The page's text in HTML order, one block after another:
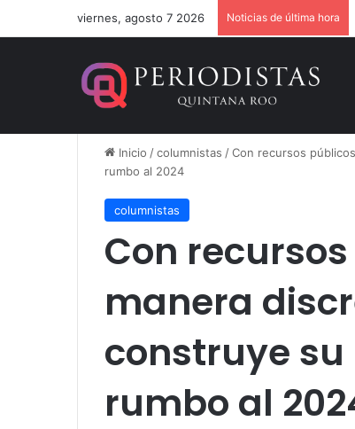
viernes, agosto 7 2026 Noticias de última hora
Inicio /columnistas /Con recursos
rumbo al 2024
columnistas
Con
manera
construye
rumbo al